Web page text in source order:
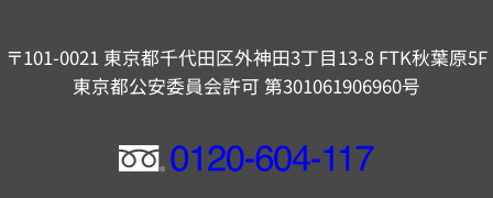
〒101-0021 東京都千代田区外神田3丁目13-8 FTK秋葉原5F
東京都公安委員会許可 第301061906960号
フ